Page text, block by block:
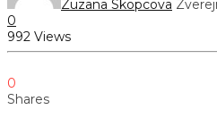
Zuzana Skopcova
0
992 Views
0
Shares